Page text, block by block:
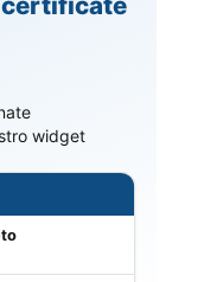
widget